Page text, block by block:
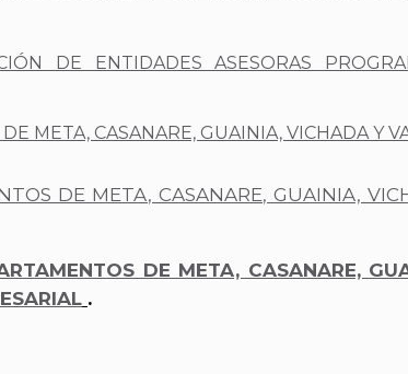
DE ENTIDADES ASESORAS
META, CASANARE, GUAINIA, VICHADA Y
DE META, CASANARE, GUAINIA,
DE META, CASANARE,
.